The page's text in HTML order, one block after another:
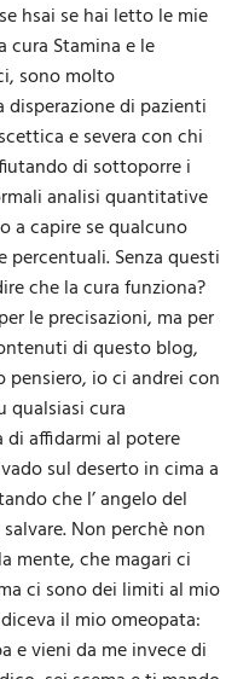
hsai se hai letto le mie
cura Stamina e le
sono molto
disperazione di pazienti
e severa con chi
di sottoporre i
analisi quantitative
a capire se qualcuno
percentuali. Senza questi
che la cura funziona?
le precisazioni, ma per
di questo blog,
io ci andrei con
qualsiasi cura
affidarmi al potere
sul deserto in cima a
che l’ angelo del
Non perchè non
mente, che magari ci
ci sono dei limiti al mio
il mio omeopata:
e vieni da me invece di